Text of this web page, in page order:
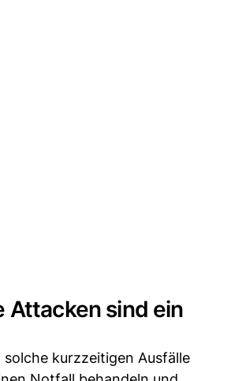
Attacken sind ein
solche kurzzeitigen Ausfälle